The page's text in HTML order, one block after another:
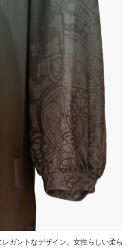
ガントなデザイン。女性らしい柔ら